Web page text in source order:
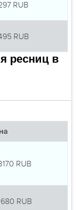
RUB
RUB
ресниц в
RUB
RUB